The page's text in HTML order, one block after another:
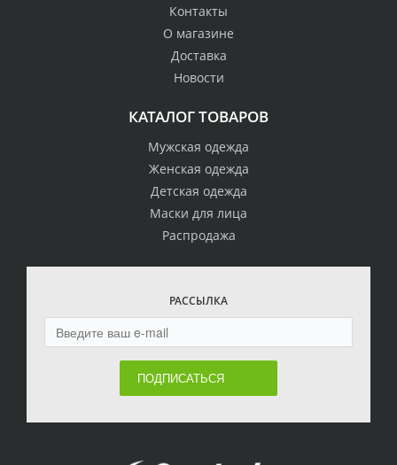
Контакты
О магазине
Доставка
Новости
КАТАЛОГ ТОВАРОВ
Мужская одежда
Женская одежда
Детская одежда
Маски для лица
Распродажа
РАССЫЛКА
ПОДПИСАТЬСЯ